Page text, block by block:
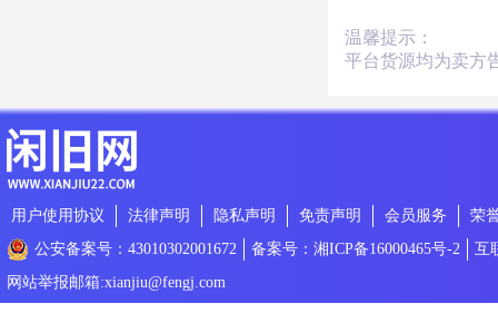
温馨提示：
平台货源均为卖方
用户使用协议 法律声明 隐私声明 免责声明 会员服务
荣
公安备案号：43010302001672
备案号：湘ICP备16000465号-2
互
网站举报邮箱:xianjiu@fengj.com